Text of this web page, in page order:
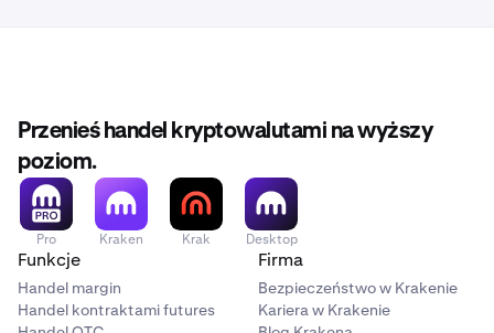
Przenieś handel kryptowalutami na wyższy
poziom.
Pro Kraken Krak Desktop
Funkcje
Handel margin
Handel kontraktami futures
Firma
Bezpieczeństwo w Krakenie
Kariera w Krakenie